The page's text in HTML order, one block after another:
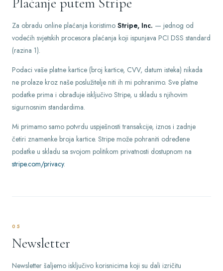
Za obradu online plaćanja koristimo Stripe, Inc. — jednog od
vodećih svjetskih procesora plaćanja koji ispunjava PCI DSS standard
(razina 1).
Podaci vaše platne kartice (broj kartice, CVV, datum isteka) nikada
ne prolaze kroz naše poslužitelje niti ih mi pohranimo. Sve platne
podatke prima i obrađuje isključivo Stripe, u skladu s njihovim
sigurnosnim standardima.
Mi primamo samo potvrdu uspješnosti transakcije, iznos i zadnje
četiri znamenke broja kartice. Stripe može pohraniti određene
podatke u skladu sa svojom politikom privatnosti dostupnom na
stripe.com/privacy.
05
Newsletter
Newsletter šaljemo isključivo korisnicima koji su dali izričitu